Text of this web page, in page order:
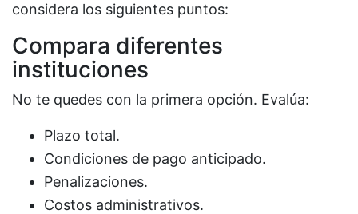
considera los siguientes puntos:
Compara diferentes
instituciones
No te quedes con la primera opción. Evalúa:
Plazo total.
Condiciones de pago anticipado.
Penalizaciones.
Costos administrativos.